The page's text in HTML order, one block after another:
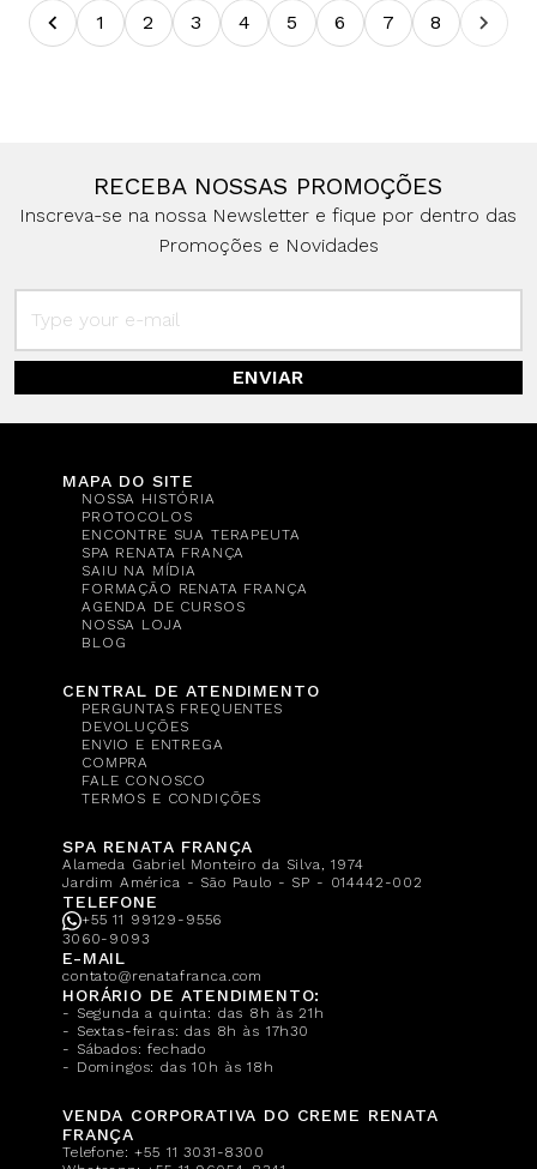
1
2 3 4 5 6 7 8
RECEBA NOSSAS PROMOÇÕES
Inscreva-se na nossa Newsletter e fique por dentro das
Promoções e Novidades
ENVIAR
MAPA DO SITE
NOSSA HISTÓRIA
PROTOCOLOS
ENCONTRE SUA TERAPEUTA
SPA RENATA FRANÇA
SAIU NA MÍDIA
FORMAÇÃO RENATA FRANÇA
AGENDA DE CURSOS
NOSSA LOJA
BLOG
CENTRAL DE ATENDIMENTO
PERGUNTAS FREQUENTES
DEVOLUÇÕES
ENVIO E ENTREGA
COMPRA
FALE CONOSCO
TERMOS E CONDIÇÕES
SPA RENATA FRANÇA
Alameda Gabriel Monteiro da Silva, 1974
Jardim América - São Paulo - SP - 014442-002
TELEFONE
+55 11 99129-9556
3060-9093
E-MAIL
contato@renatafranca.com
HORÁRIO DE ATENDIMENTO:
- Segunda a quinta: das 8h às 21h
- Sextas-feiras: das 8h às 17h30
- Sábados: fechado
- Domingos: das 10h às 18h
VENDA CORPORATIVA DO CREME RENATA
FRANÇA
Telefone:+55 11 3031-8300